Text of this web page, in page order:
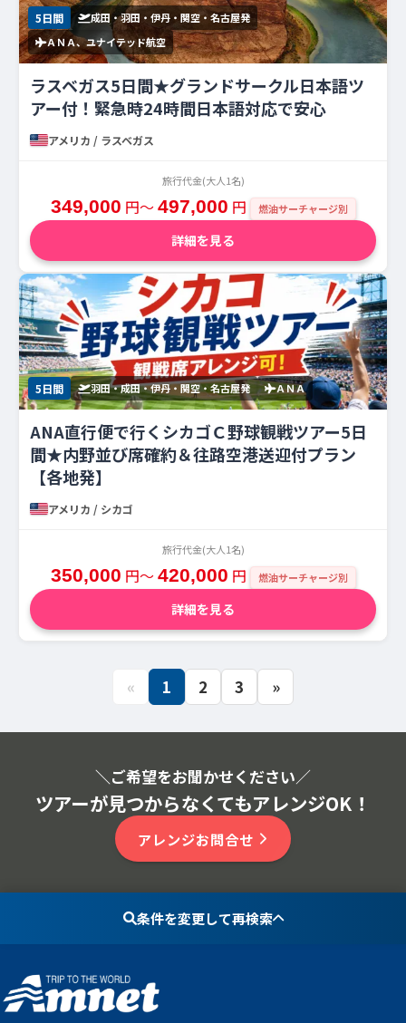
5日間
成田・羽田・伊丹・関空・名古屋発
ＡＮＡ、ユナイテッド航空
ラスベガス5日間★グランドサークル日本語ツ
アー付！緊急時24時間日本語対応で安心
アメリカ / ラスベガス
旅行代金(大人1名)
349,000 円〜497,000 円 燃油サーチャージ別
詳細を見る
5日間 羽田・成田・伊丹・関空・名古屋発 ＡＮＡ
ANA直行便で行くシカゴＣ野球観戦ツアー5日
間★内野並び席確約＆往路空港送迎付プラン
【各地発】
アメリカ / シカゴ
旅行代金(大人1名)
350,000 円〜420,000 円 燃油サーチャージ別
詳細を見る
« 1 2 3 »
条件を変更して再検索
＼ご希望をお聞かせください／
ツアーが見つからなくてもアレンジOK！
アレンジお問合せ